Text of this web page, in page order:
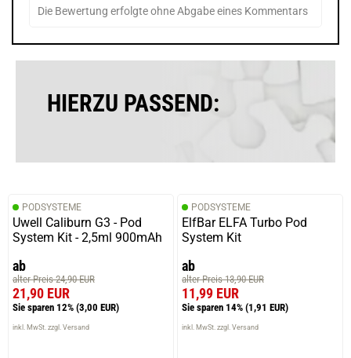
Die Bewertung erfolgte ohne Abgabe eines Kommentars
HIERZU PASSEND:
PODSYSTEME
Uwell Caliburn G3 - Pod
System Kit - 2,5ml 900mAh
ab
alter Preis 24,90 EUR
21,90 EUR
Sie sparen 12% (3,00 EUR)
inkl. MwSt. zzgl. Versand
PODSYSTEME
ElfBar ELFA Turbo Pod
System Kit
ab
alter Preis 13,90 EUR
11,99 EUR
Sie sparen 14% (1,91 EUR)
inkl. MwSt. zzgl. Versand